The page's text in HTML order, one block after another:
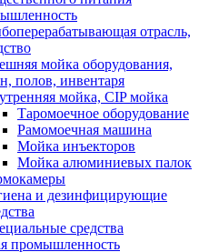
отрасль,
мойка оборудования,
полов, инвентаря
мойка, CIP мойка
Таромоечное оборудование
Рамомоечная машина
Мойка инъекторов
Мойка алюминиевых палок
и дезинфицирующие
средства
промышленность